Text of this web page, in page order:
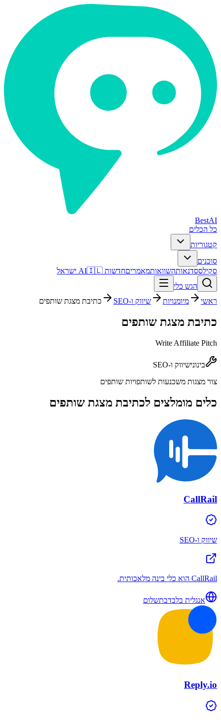
BestAI
כל הכלים
קטגוריות
סוכנים
סקילססדנאותהשוואותמאמריםחדשות AI 🇮🇱 ישראל
הגש כלי
ראשי
מיומנויות שיווק ו-SEO כתיבת מצגת שותפים
כתיבת מצגת שותפים
Write Affiliate Pitch
בינונישיווק ו-SEO
צור מצגות משכנעות לשותפויות שותפים
כלים מומלצים לכתיבת מצגת שותפים
CallRail
שיווק ו-SEO
CallRail הוא כלי בינה מלאכותית.
אנגלית בלבדבתשלום
Reply.io